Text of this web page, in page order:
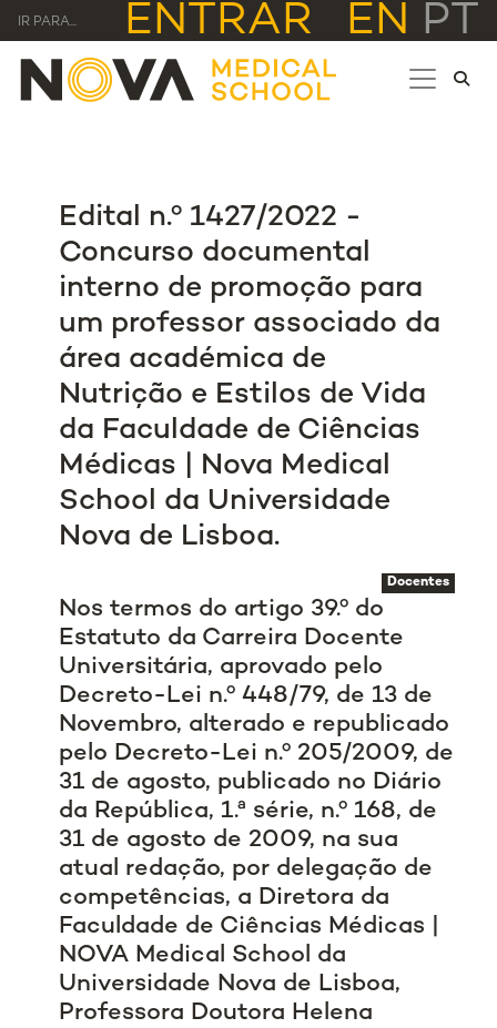
IR PARA... ENTRAR EN PT
Edital n.º 1427/2022 -
Concurso documental
interno de promoção para
um professor associado da
área académica de
Nutrição e Estilos de Vida
da Faculdade de Ciências
Médicas | Nova Medical
School da Universidade
Nova de Lisboa.
Docentes
Nos termos do artigo 39.º do
Estatuto da Carreira Docente
Universitária, aprovado pelo
Decreto-Lei n.º 448/79, de 13 de
Novembro, alterado e republicado
pelo Decreto-Lei n.º 205/2009, de
31 de agosto, publicado no Diário
da República, 1.ª série, n.º 168, de
31 de agosto de 2009, na sua
atual redação, por delegação de
competências, a Diretora da
Faculdade de Ciências Médicas |
NOVA Medical School da
Universidade Nova de Lisboa,
Professora Doutora Helena